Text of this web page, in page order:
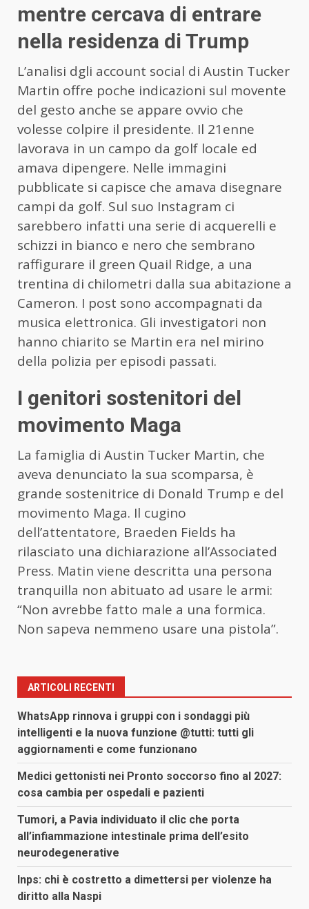
mentre cercava di entrare
nella residenza di Trump
L’analisi dgli account social di Austin Tucker
Martin offre poche indicazioni sul movente
del gesto anche se appare ovvio che
volesse colpire il presidente. Il 21enne
lavorava in un campo da golf locale ed
amava dipengere. Nelle immagini
pubblicate si capisce che amava disegnare
campi da golf. Sul suo Instagram ci
sarebbero infatti una serie di acquerelli e
schizzi in bianco e nero che sembrano
raffigurare il green Quail Ridge, a una
trentina di chilometri dalla sua abitazione a
Cameron. I post sono accompagnati da
musica elettronica. Gli investigatori non
hanno chiarito se Martin era nel mirino
della polizia per episodi passati.
I genitori sostenitori del
movimento Maga
La famiglia di Austin Tucker Martin, che
aveva denunciato la sua scomparsa, è
grande sostenitrice di Donald Trump e del
movimento Maga. Il cugino
dell’attentatore, Braeden Fields ha
rilasciato una dichiarazione all’Associated
Press. Matin viene descritta una persona
tranquilla non abituato ad usare le armi:
“Non avrebbe fatto male a una formica.
Non sapeva nemmeno usare una pistola”.
ARTICOLI RECENTI
WhatsApp rinnova i gruppi con i sondaggi più
intelligenti e la nuova funzione @tutti: tutti gli
aggiornamenti e come funzionano
Medici gettonisti nei Pronto soccorso fino al 2027:
cosa cambia per ospedali e pazienti
Tumori, a Pavia individuato il clic che porta
all’infiammazione intestinale prima dell’esito
neurodegenerative
Inps: chi è costretto a dimettersi per violenze ha
diritto alla Naspi